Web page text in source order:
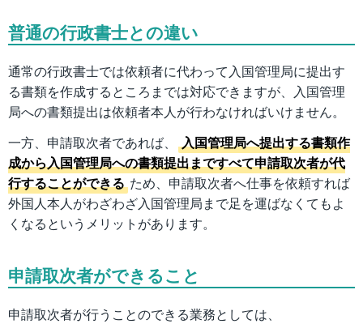
普通の行政書士との違い
通常の行政書士では依頼者に代わって入国管理局に提出す
る書類を作成するところまでは対応できますが、入国管理
局への書類提出は依頼者本人が行わなければいけません。
一方、申請取次者であれば、
入国管理局へ提出する書類作
成から入国管理局への書類提出まですべて申請取次者が代
行することができる ため、申請取次者へ仕事を依頼すれば
外国人本人がわざわざ入国管理局まで足を運ばなくてもよ
くなるというメリットがあります。
申請取次者ができること
申請取次者が行うことのできる業務としては、